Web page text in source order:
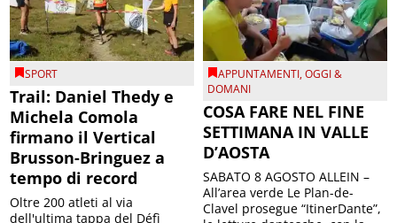
SPORT
Trail: Daniel Thedy e
Michela Comola
firmano il Vertical
Brusson-Bringuez a
tempo di record
Oltre 200 atleti al via
dell'ultima tappa del Défì
APPUNTAMENTI,OGGI &
DOMANI
COSA FARE NEL FINE
SETTIMANA IN VALLE
D’AOSTA
SABATO 8 AGOSTO ALLEIN –
All’area verde Le Plan-de-
Clavel prosegue “ItinerDante”,